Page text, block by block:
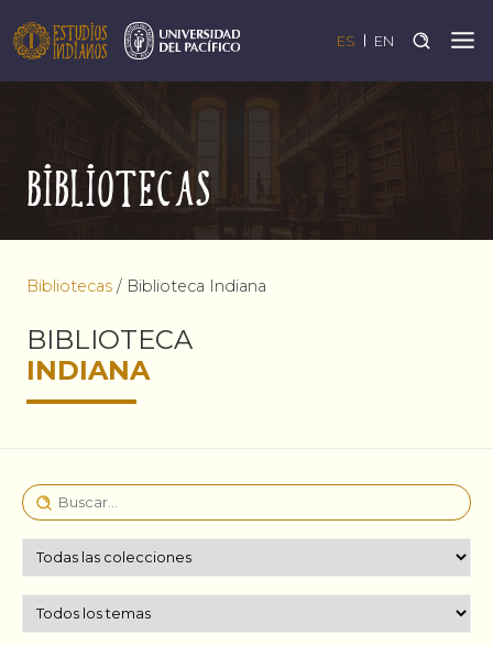
ES EN
Bibliotecas
Bibliotecas / Biblioteca Indiana
BIBLIOTECA
INDIANA